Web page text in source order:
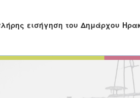
εισήγηση του Δημάρχου